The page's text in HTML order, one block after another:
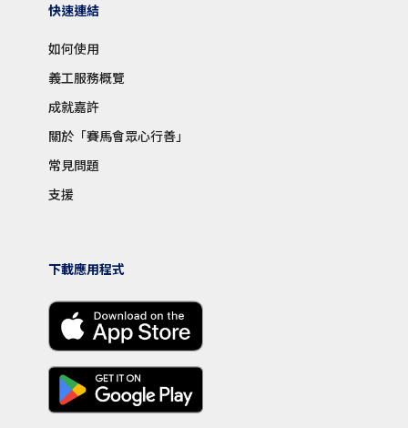
快速連結
如何使用
義工服務概覽
成就嘉許
關於「賽馬會眾心行善」
常見問題
支援
下載應用程式